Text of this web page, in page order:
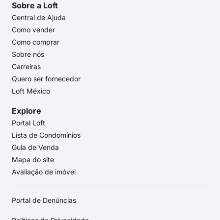
Sobre a Loft
Central de Ajuda
Como vender
Como comprar
Sobre nós
Carreiras
Quero ser fornecedor
Loft México
Explore
Portal Loft
Lista de Condomínios
Guia de Venda
Mapa do site
Avaliação de imóvel
Portal de Denúncias